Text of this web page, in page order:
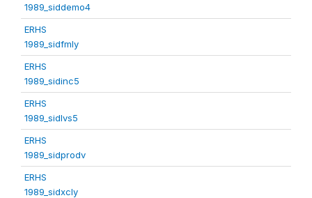
1989_siddemo4
ERHS
1989_sidfmly
ERHS
1989_sidinc5
ERHS
1989_sidlvs5
ERHS
1989_sidprodv
ERHS
1989_sidxcly